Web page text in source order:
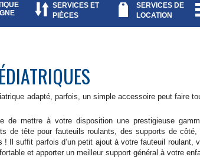
SERVICES ET
PIÈCES
SERVICES DE
LOCATION
adapté, parfois, un simple accessoire peut faire
de mettre à votre disposition une prestigieuse
de tête pour fauteuils roulants, des supports de
Il suffit parfois d’un petit ajout à votre fauteuil roulant,
et apporter un meilleur support général à votre
PLUS D'INFORMATION